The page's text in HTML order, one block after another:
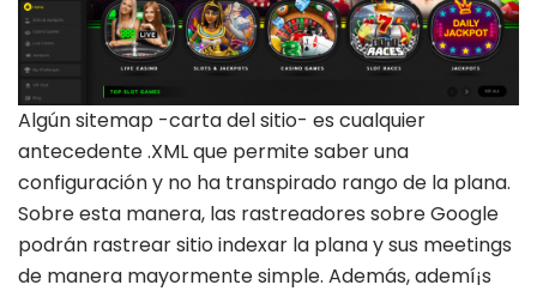
Algún sitemap -carta del sitio- es cualquier
antecedente .XML que permite saber una
configuración y no ha transpirado rango de la plana.
Sobre esta manera, las rastreadores sobre Google
podrán rastrear sitio indexar la plana y sus meetings
de manera mayormente simple. Además, ademí¡s